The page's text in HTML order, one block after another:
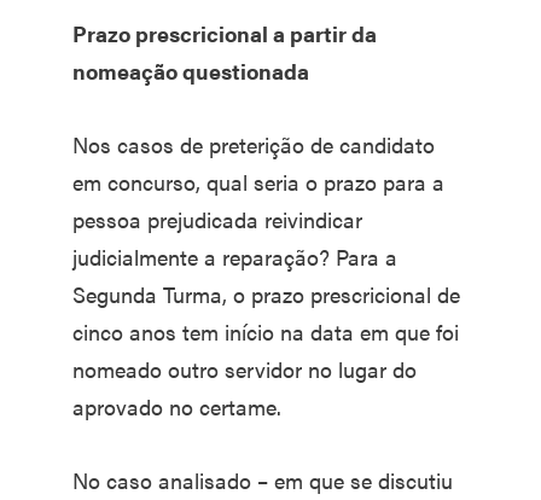
Prazo prescricional a partir da
nomeação questionada
Nos casos de preterição de candidato
em concurso, qual seria o prazo para a
pessoa prejudicada reivindicar
judicialmente a reparação? Para a
Segunda Turma, o prazo prescricional de
cinco anos tem início na data em que foi
nomeado outro servidor no lugar do
aprovado no certame.
No caso analisado – em que se discutiu